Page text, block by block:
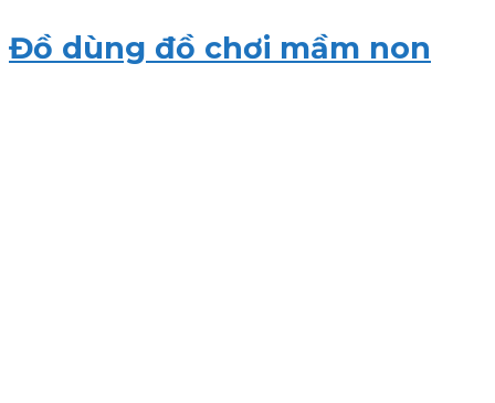
Đồ dùng đồ chơi mầm non